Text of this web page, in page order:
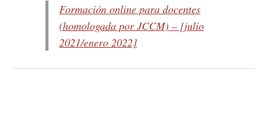
Formación online para docentes
(homologada por JCCM) – [julio
2021/enero 2022]